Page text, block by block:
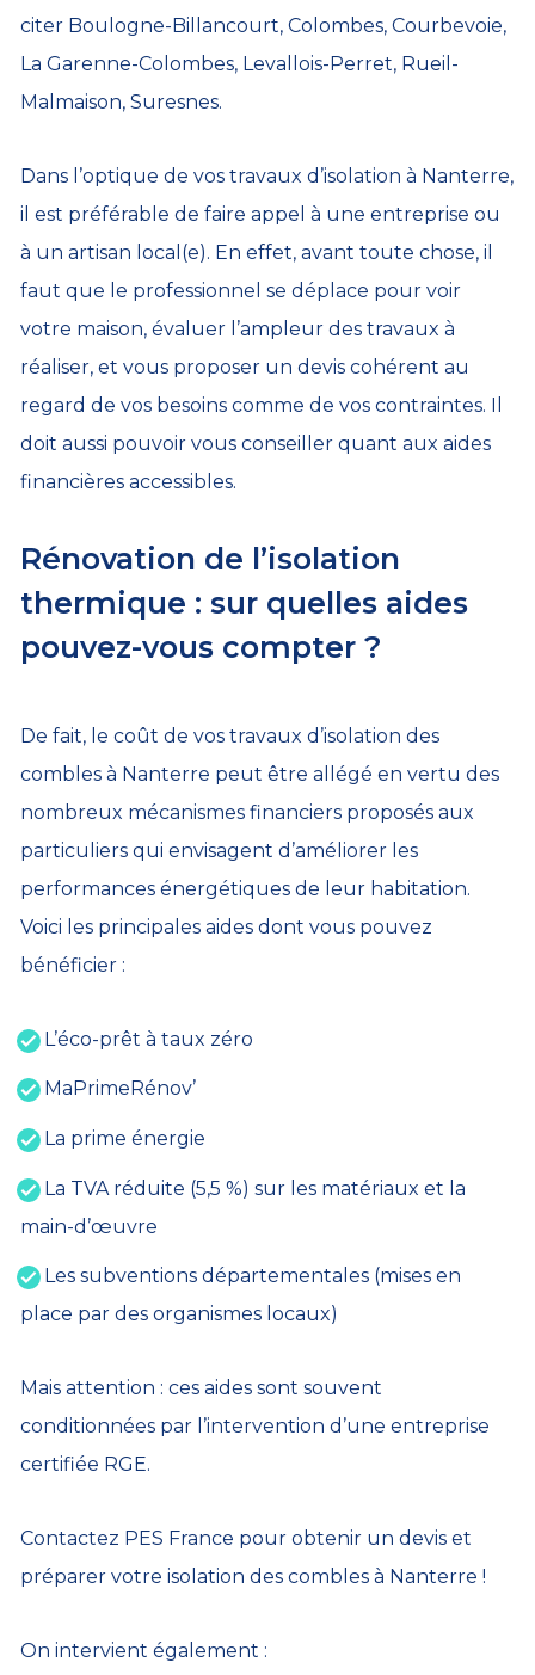
citer Boulogne-Billancourt, Colombes, Courbevoie,
La Garenne-Colombes, Levallois-Perret, Rueil-
Malmaison, Suresnes.
Dans l’optique de vos travaux d’isolation à Nanterre,
il est préférable de faire appel à une entreprise ou
à un artisan local(e). En effet, avant toute chose, il
faut que le professionnel se déplace pour voir
votre maison, évaluer l’ampleur des travaux à
réaliser, et vous proposer un devis cohérent au
regard de vos besoins comme de vos contraintes. Il
doit aussi pouvoir vous conseiller quant aux aides
financières accessibles.
Rénovation de l’isolation
thermique : sur quelles aides
pouvez-vous compter ?
De fait, le coût de vos travaux d’isolation des
combles à Nanterre peut être allégé en vertu des
nombreux mécanismes financiers proposés aux
particuliers qui envisagent d’améliorer les
performances énergétiques de leur habitation.
Voici les principales aides dont vous pouvez
bénéficier :
L’éco-prêt à taux zéro
MaPrimeRénov’
La prime énergie
La TVA réduite (5,5 %) sur les matériaux et la
main-d’œuvre
Les subventions départementales (mises en
place par des organismes locaux)
Mais attention : ces aides sont souvent
conditionnées par l’intervention d’une entreprise
certifiée RGE.
Contactez PES France pour obtenir un devis et
préparer votre isolation des combles à Nanterre !
On intervient également :